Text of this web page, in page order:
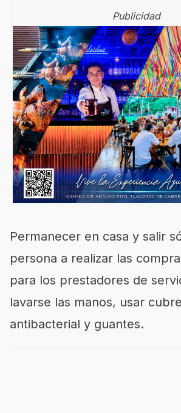
Publicidad
Permanecer en casa y salir
persona a realizar las
para los prestadores de
lavarse las manos, usar
antibacterial y guantes.